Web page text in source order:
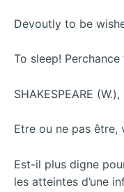
Devoutly to be
To sleep!
SHAKESPEARE
Etre ou ne pas être,
Est-il plus digne
les atteintes d’une